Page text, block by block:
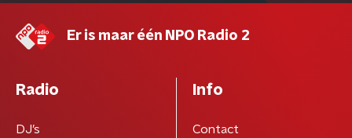
Er is maar één NPO Radio 2
Radio
DJ’s
Info
Contact